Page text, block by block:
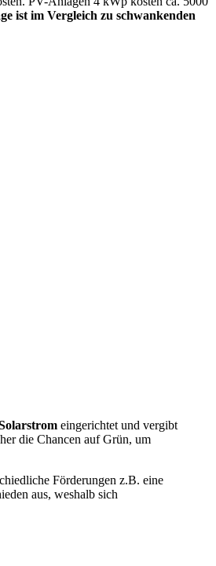
ist im Vergleich zu schwankenden
eingerichtet und vergibt
die Chancen auf Grün, um
Förderungen z.B. eine
aus, weshalb sich